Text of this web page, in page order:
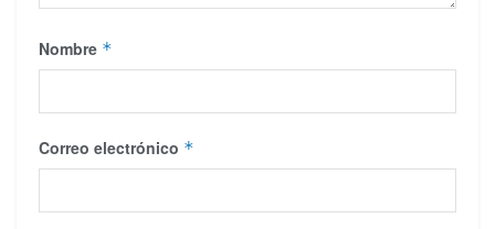
Nombre *
Correo electrónico *